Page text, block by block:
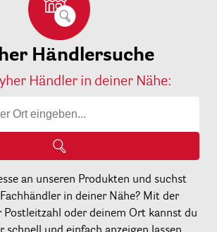
Händlersuche
Händler in deiner Nähe:
an unseren Produkten und suchst
in deiner Nähe? Mit der
Postleitzahl oder deinem Ort kannst du